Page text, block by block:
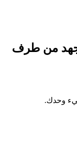
جهد من طرف
وحدك.